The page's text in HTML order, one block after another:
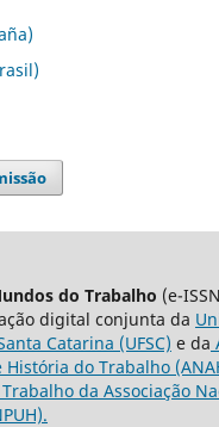
do Trabalho (e-
digital conjunta da
Catarina (UFSC) e da
História do Trabalho
da Associação